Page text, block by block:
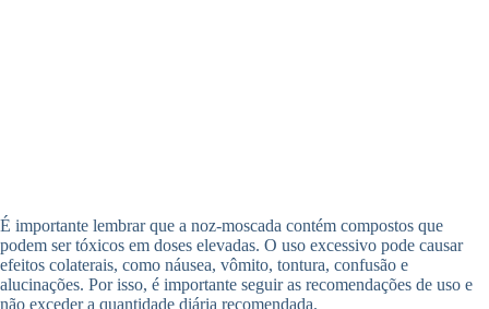
É importante lembrar que a noz-moscada contém compostos que
podem ser tóxicos em doses elevadas. O uso excessivo pode causar
efeitos colaterais, como náusea, vômito, tontura, confusão e
alucinações. Por isso, é importante seguir as recomendações de uso e
não exceder a quantidade diária recomendada.